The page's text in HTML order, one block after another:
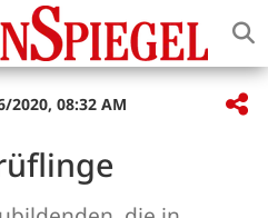
2020, 08:32 AM